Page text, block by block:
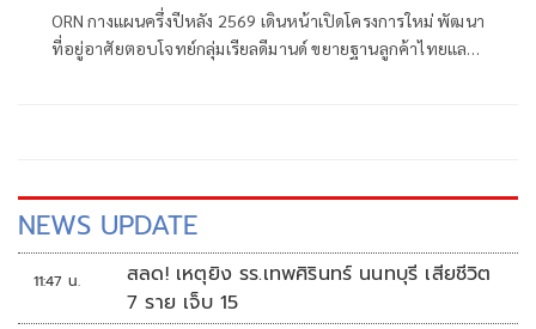
ORN กางแผนครึ่งปีหลัง 2569 เดินหน้าเปิดโครงการใหม่ พัฒนา
ที่อยู่อาศัยตอบโจทย์กลุ่มเรียลดีมานด์ ขยายฐานลูกค้าไทยและ
NEWS UPDATE
11:47 น.
สลด! เหตุยิง รร.เทพศิรินทร์ นนทบุรี เสียชีวิต
7 ราย เจ็บ 15